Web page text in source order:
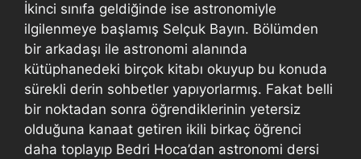
İkinci sınıfa geldiğinde ise astronomiyle
ilgilenmeye başlamış Selçuk Bayın. Bölümden
bir arkadaşı ile astronomi alanında
kütüphanedeki birçok kitabı okuyup bu konuda
sürekli derin sohbetler yapıyorlarmış. Fakat belli
bir noktadan sonra öğrendiklerinin yetersiz
olduğuna kanaat getiren ikili birkaç öğrenci
daha toplayıp Bedri Hoca’dan astronomi dersi